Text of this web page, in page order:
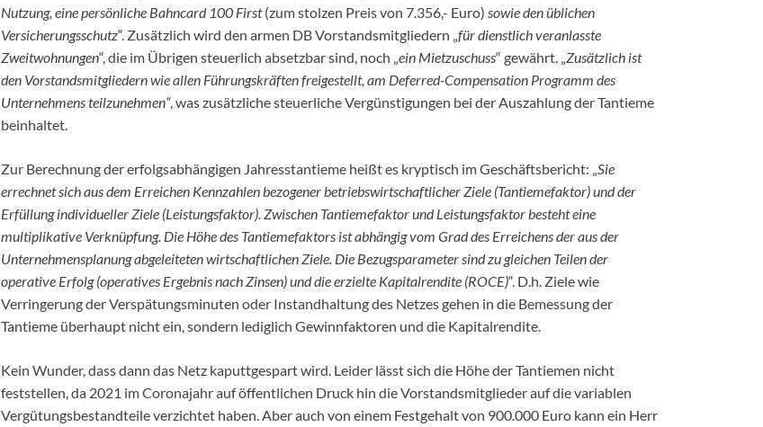
Nutzung, eine persönliche Bahncard 100 First(zum stolzen Preis von 7.356,- Euro) sowie den üblichen
Versicherungsschutz“. Zusätzlich wird den armen DB Vorstandsmitgliedern „für dienstlich veranlasste
Zweitwohnungen“, die im Übrigen steuerlich absetzbar sind, noch „ein Mietzuschuss“ gewährt. „Zusätzlich ist
den Vorstandsmitgliedern wie allen Führungskräften freigestellt, am Deferred-Compensation Programm des
Unternehmens teilzunehmen“, was zusätzliche steuerliche Vergünstigungen bei der Auszahlung der Tantieme
beinhaltet.
Zur Berechnung der erfolgsabhängigen Jahresstantieme heißt es kryptisch im Geschäftsbericht: „Sie
errechnet sich aus dem Erreichen Kennzahlen bezogener betriebswirtschaftlicher Ziele (Tantiemefaktor) und der
Erfüllung individueller Ziele (Leistungsfaktor). Zwischen Tantiemefaktor und Leistungsfaktor besteht eine
multiplikative Verknüpfung. Die Höhe des Tantiemefaktors ist abhängig vom Grad des Erreichens der aus der
Unternehmensplanung abgeleiteten wirtschaftlichen Ziele. Die Bezugsparameter sind zu gleichen Teilen der
operative Erfolg (operatives Ergebnis nach Zinsen) und die erzielte Kapitalrendite (ROCE)“. D.h. Ziele wie
Verringerung der Verspätungsminuten oder Instandhaltung des Netzes gehen in die Bemessung der
Tantieme überhaupt nicht ein, sondern lediglich Gewinnfaktoren und die Kapitalrendite.
Kein Wunder, dass dann das Netz kaputtgespart wird. Leider lässt sich die Höhe der Tantiemen nicht
feststellen, da 2021 im Coronajahr auf öffentlichen Druck hin die Vorstandsmitglieder auf die variablen
Vergütungsbestandteile verzichtet haben. Aber auch von einem Festgehalt von 900.000 Euro kann ein Herr